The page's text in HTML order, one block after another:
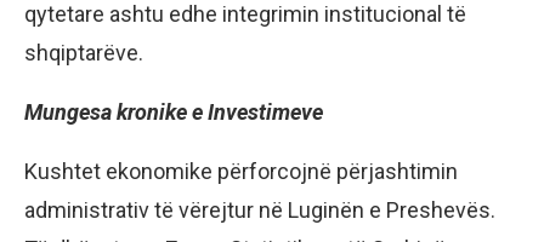
qytetare ashtu edhe integrimin institucional të
shqiptarëve.
Mungesakronikee Investimeve
Kushtet ekonomike përforcojnë përjashtimin
administrativ të vërejtur në Luginën e Preshevës.